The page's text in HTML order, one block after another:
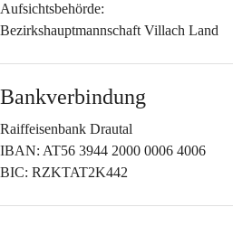
Aufsichtsbehörde:
Bezirkshauptmannschaft Villach Land
Bankverbindung
Raiffeisenbank Drautal
IBAN: AT56 3944 2000 0006 4006
BIC: RZKTAT2K442